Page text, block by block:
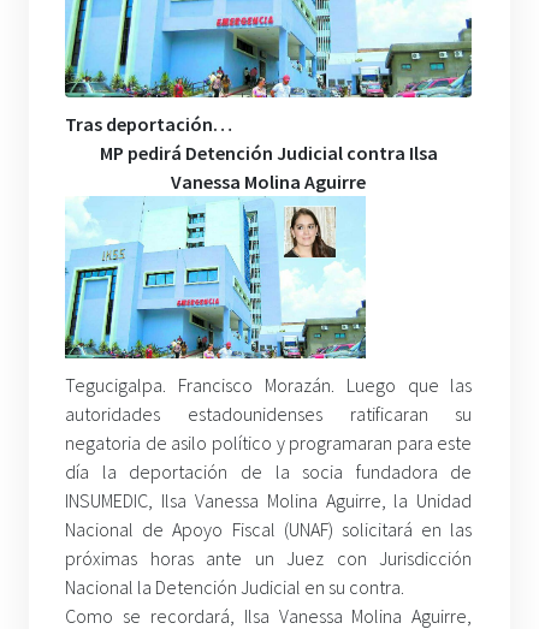
Tras deportación…
MP pedirá Detención Judicial contra Ilsa
Vanessa Molina Aguirre
Tegucigalpa. Francisco Morazán. Luego que las
autoridades estadounidenses ratificaran su
negatoria de asilo político y programaran para este
día la deportación de la socia fundadora de
INSUMEDIC, Ilsa Vanessa Molina Aguirre, la Unidad
Nacional de Apoyo Fiscal (UNAF) solicitará en las
próximas horas ante un Juez con Jurisdicción
Nacional la Detención Judicial en su contra.
Como se recordará, Ilsa Vanessa Molina Aguirre,